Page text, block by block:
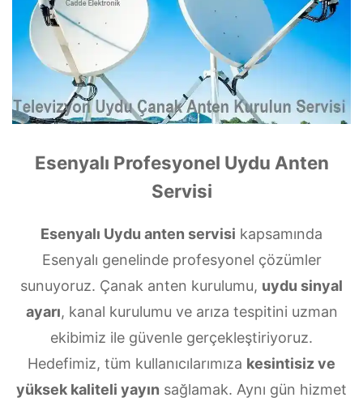
Esenyalı Profesyonel Uydu Anten
Servisi
Esenyalı Uydu anten servisi kapsamında
Esenyalı genelinde profesyonel çözümler
sunuyoruz. Çanak anten kurulumu, uydu sinyal
ayarı, kanal kurulumu ve arıza tespitini uzman
ekibimiz ile güvenle gerçekleştiriyoruz.
Hedefimiz, tüm kullanıcılarımıza kesintisiz ve
yüksek kaliteli yayın sağlamak. Aynı gün hizmet